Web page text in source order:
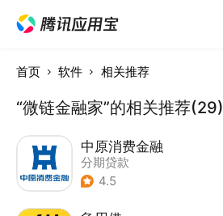
首页 软件 相关推荐
“微链金融家”的相关推荐(29)
中原消费金融
分期贷款
4.5